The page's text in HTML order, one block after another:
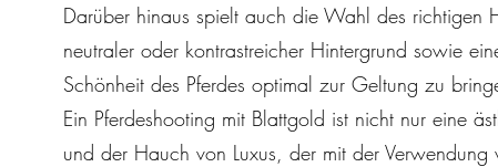
Darüber hinaus spielt auch die Wahl des richtigen
neutraler oder kontrastreicher Hintergrund sowie
Schönheit des Pferdes optimal zur Geltung zu
Ein Pferdeshooting mit Blattgold ist nicht nur eine
und der Hauch von Luxus, der mit der